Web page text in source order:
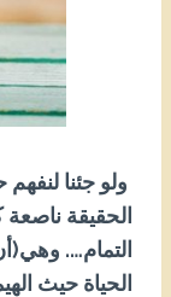
ولو جئنا
الحقيقة ناصعة
التمام….
الحياة حيث